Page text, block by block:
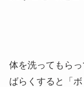
体を洗ってもら
ばらくすると「